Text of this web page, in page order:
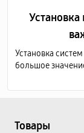
Установка
большое
Товары